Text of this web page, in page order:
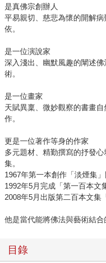
是真佛宗創辦人
平易親切、慈悲為懷的開解
依。
是一位演說家
深入淺出、幽默風趣的闡述
術。
是一位畫家
天賦異稟、微妙觀察的書畫
作。
更是一位著作等身的作家
多元題材、精勤撰寫的抒發
集。
1967年第一本創作「淡煙集」
1992年5月完成「第一百本文
2008年5月出版第二百本文集
他是當代能將佛法與藝術結合
目錄